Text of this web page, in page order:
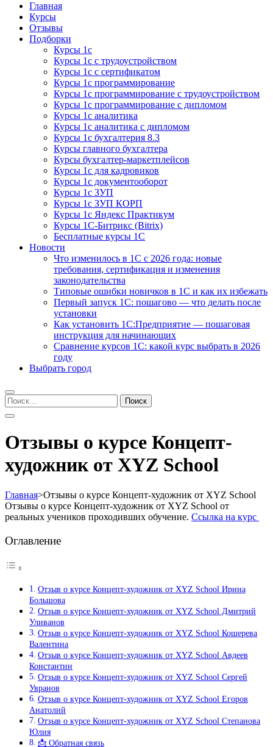
Курсы 1С
Курсы 1С официальная сертификация
Главная
Курсы
Отзывы
Подборки
Курсы 1с
Курсы 1с с трудоустройством
Курсы 1с с сертификатом
Курсы 1с программирование
Курсы 1с программирование с трудоустройством
Курсы 1с программирование с дипломом
Курсы 1с аналитика
Курсы 1с аналитика с дипломом
Курсы 1с бухгалтерия 8.3
Курсы главного бухгалтера
Курсы бухгалтер-маркетплейсов
Курсы 1с для кадровиков
Курсы 1с документооборот
Курсы 1с ЗУП
Курсы 1с ЗУП КОРП
Курсы 1с Яндекс Практикум
Курсы 1С-Битрикс (Bitrix)
Бесплатные курсы 1С
Новости
Что изменилось в 1С с 2026 года: новые
требования, сертификация и изменения
законодательства
Типовые ошибки новичков в 1С и как их избежать
Первый запуск 1С: пошагово — что делать после
установки
Как установить 1С:Предприятие — пошаговая
инструкция для начинающих
Сравнение курсов 1С: какой курс выбрать в 2026
году
Выбрать город
Найти:
Отзывы о курсе Концепт-
художник от XYZ School
Главная>Отзывы о курсе Концепт-художник от XYZ School
Отзывы о курсе Концепт-художник от XYZ School от
реальных учеников проходивших обучение. Ссылка на курс
Оглавление
Отзыв о курсе Концепт-художник от XYZ School Ирина
Большова
Отзыв о курсе Концепт-художник от XYZ School Дмитрий
Уливанов
Отзыв о курсе Концепт-художник от XYZ School Кошерева
Валентина
Отзыв о курсе Концепт-художник от XYZ School Авдеев
Константин
Отзыв о курсе Концепт-художник от XYZ School Сергей
Увранов
Отзыв о курсе Концепт-художник от XYZ School Егоров
Анатолий
Отзыв о курсе Концепт-художник от XYZ School Степанова
Юлия
📩 Обратная связь